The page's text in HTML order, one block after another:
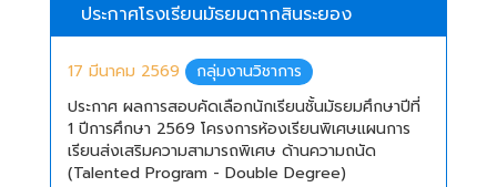
ประกาศโรงเรียนมัธยมตากสินระยอง
17 มีนาคม 2569
กลุ่มงานวิชาการ
ประกาศ ผลการสอบคัดเลือกนักเรียนชั้นมัธยมศึกษาปีที่
1 ปีการศึกษา 2569 โครงการห้องเรียนพิเศษแผนการ
เรียนส่งเสริมความสามารถพิเศษ ด้านความถนัด
(Talented Program - Double Degree)